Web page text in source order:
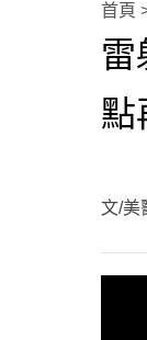
首頁
雷
點
文/美